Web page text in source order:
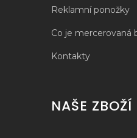
Reklamní ponožky
Co je mercerovaná
Kontakty
NAŠE ZBOŽÍ